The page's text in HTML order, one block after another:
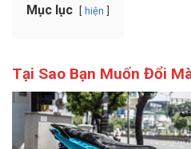
Mục lục hiện
Tại Sao Bạn Muốn Đổi